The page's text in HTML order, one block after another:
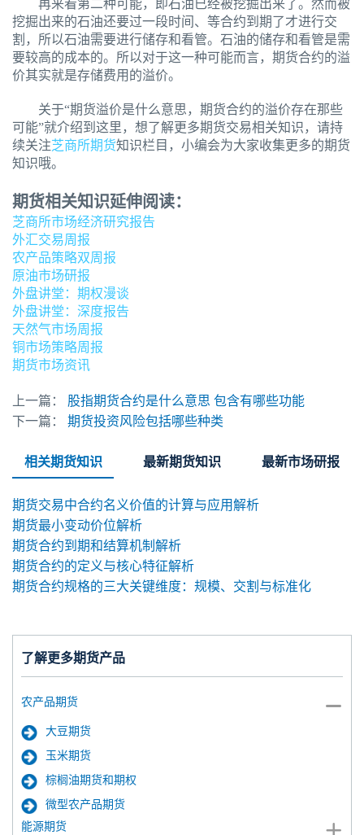
了解更多期货产品
农产品期货
大豆期货
玉米期货
棕榈油期货和期权
微型农产品期货
能源期货
再来看第二种可能，即石油已经被挖掘出来了。然而被
挖掘出来的石油还要过一段时间、等合约到期了才进行交
割，所以石油需要进行储存和看管。石油的储存和看管是需
要较高的成本的。所以对于这一种可能而言，期货合约的溢
价其实就是存储费用的溢价。
关于“期货溢价是什么意思，期货合约的溢价存在那些
可能”就介绍到这里，想了解更多期货交易相关知识，请持
续关注芝商所期货知识栏目，小编会为大家收集更多的期货
知识哦。
期货相关知识延伸阅读：
芝商所市场经济研究报告
外汇交易周报
农产品策略双周报
原油市场研报
外盘讲堂：期权漫谈
外盘讲堂：深度报告
天然气市场周报
铜市场策略周报
期货市场资讯
上一篇：
股指期货合约是什么意思 包含有哪些功能
下一篇：
期货投资风险包括哪些种类
相关期货知识 最新期货知识 最新市场研报
期货交易中合约名义价值的计算与应用解析
期货最小变动价位解析
期货合约到期和结算机制解析
期货合约的定义与核心特征解析
期货合约规格的三大关键维度：规模、交割与标准化